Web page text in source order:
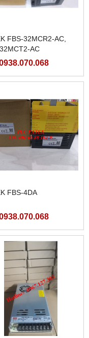
FBS-32MCR2-AC,
AC
FBS-4DA